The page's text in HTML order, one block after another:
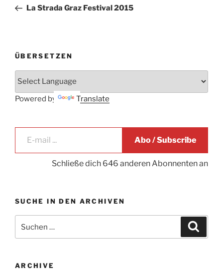
BeitragLa Strada Graz Festival 2015
ÜBERSETZEN
Powered by Translate
E-mail ...
Abo / Subscribe
Schließe dich 646 anderen Abonnenten an
SUCHE IN DEN ARCHIVEN
nach:
ARCHIVE